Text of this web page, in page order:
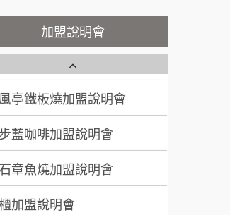
預算 200萬~400萬
先生/小姐 台北市
預算 100萬 ~ 200萬
先生/小姐 高雄市
預算 200萬~300萬
風亭鐵板燒加盟說明會
道加盟說明會
妍美妝】誠徵行政櫃檯
洗衣店誠徵代洗收送人員
市)
徵SPA美容芳療師
。早午食加盟說明會
加盟說明會
茶加盟說明會
道加盟說明會
亭鐵板燒加盟說明會
藍咖啡加盟說明會
石章魚燒加盟說明會
加盟說明會